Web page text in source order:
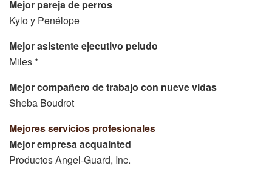
Mejor pareja de perros
Kylo y Penélope
Mejor asistente ejecutivo peludo
Miles *
Mejor compañero de trabajo con nueve vidas
Sheba Boudrot
Mejores servicios profesionales
Mejor empresa acquainted
Productos Angel-Guard, Inc.